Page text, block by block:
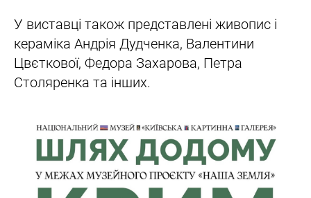
У виставці також представлені живопис і
кераміка Андрія Дудченка, Валентини
Цвєткової, Федора Захарова, Петра
Столяренка та інших.